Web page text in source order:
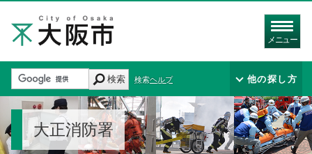
メニュー
検索 検索ヘルプ 他の探し方
大正消防署